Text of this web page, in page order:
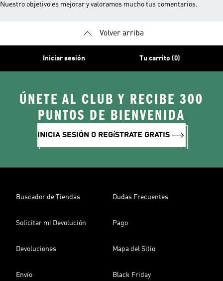
Nuestro objetivo es mejorar y valoramos mucho tus comentarios.
Volver arriba
Iniciar sesión Tu carrito (0)
ÚNETE AL CLUB Y RECIBE 300
PUNTOS DE BIENVENIDA
INICIA SESIÓN O REGíSTRATE GRATIS
Buscador de Tiendas Dudas Frecuentes
Solicitar mi Devolución Pago
Devoluciones Mapa del Sitio
Envío Black Friday